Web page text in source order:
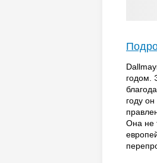
годом.
году
Она не